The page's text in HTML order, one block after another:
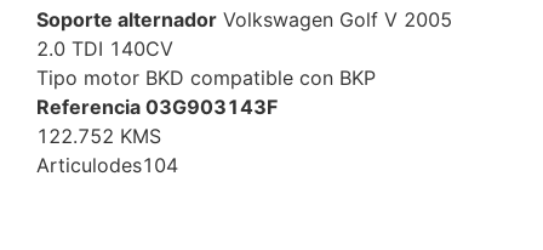
Soporte alternador Volkswagen Golf V 2005
2.0 TDI 140CV
Tipo motor BKD compatible con BKP
Referencia 03G903143F
122.752 KMS
Articulodes104